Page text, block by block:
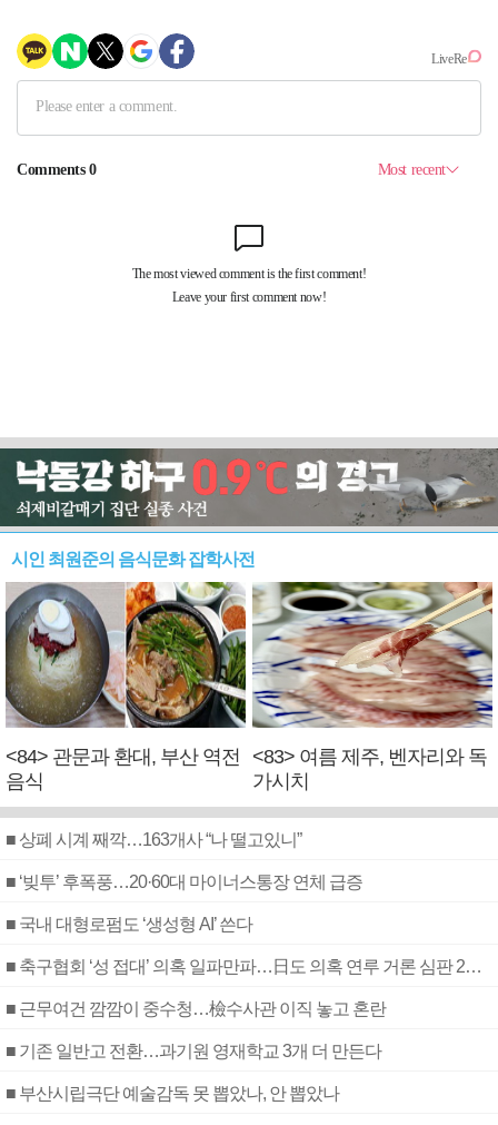
시인 최원준의 음식문화 잡학사전
<84> 관문과 환대, 부산 역전
음식
<83> 여름 제주, 벤자리와 독
가시치
■ 상폐 시계 째깍…163개사 “나 떨고있니”
■ ‘빚투’ 후폭풍…20·60대 마이너스통장 연체 급증
■ 국내 대형로펌도 ‘생성형 AI’ 쓴다
■ 축구협회 ‘성 접대’ 의혹 일파만파…日도 의혹 연루 거론 심판 2명 조사
■ 근무여건 깜깜이 중수청…檢수사관 이직 놓고 혼란
■ 기존 일반고 전환…과기원 영재학교 3개 더 만든다
■ 부산시립극단 예술감독 못 뽑았나, 안 뽑았나